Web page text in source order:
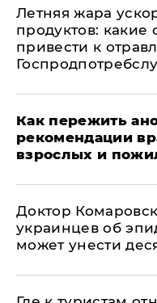
Летняя жара
продуктов: какие
привести к
Как пережить
рекомендации
взрослых и
Доктор
украинцев об
может унести